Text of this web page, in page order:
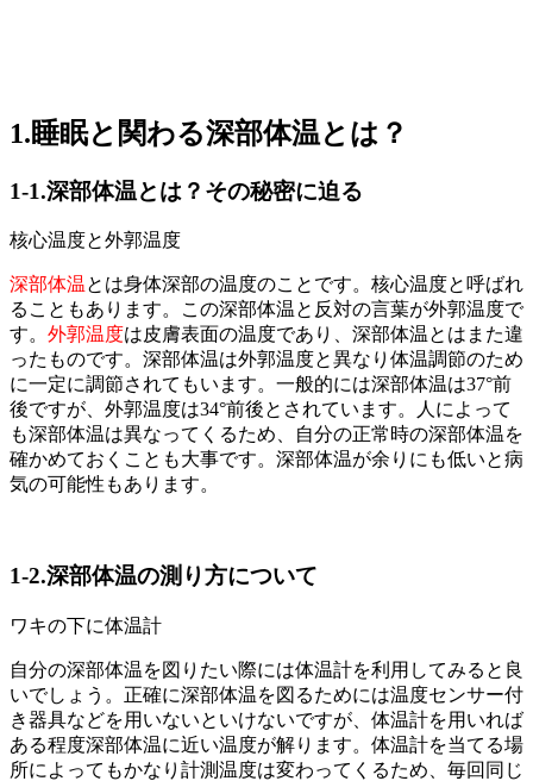
1.睡眠と関わる深部体温とは？
1-1.深部体温とは？その秘密に迫る
核心温度と外郭温度
深部体温とは身体深部の温度のことです。核心温度と呼ばれ
ることもあります。この深部体温と反対の言葉が外郭温度で
す。 外郭温度は皮膚表面の温度であり、深部体温とはまた違
ったものです。深部体温は外郭温度と異なり体温調節のため
に一定に調節されてもいます。一般的には深部体温は37°前
後ですが、外郭温度は34°前後とされています。人によって
も深部体温は異なってくるため、自分の正常時の深部体温を
確かめておくことも大事です。深部体温が余りにも低いと病
気の可能性もあります。
1-2.深部体温の測り方について
ワキの下に体温計
自分の深部体温を図りたい際には体温計を利用してみると良
いでしょう。正確に深部体温を図るためには温度センサー付
き器具などを用いないといけないですが、体温計を用いれば
ある程度深部体温に近い温度が解ります。体温計を当てる場
所によってもかなり計測温度は変わってくるため、毎回同じ